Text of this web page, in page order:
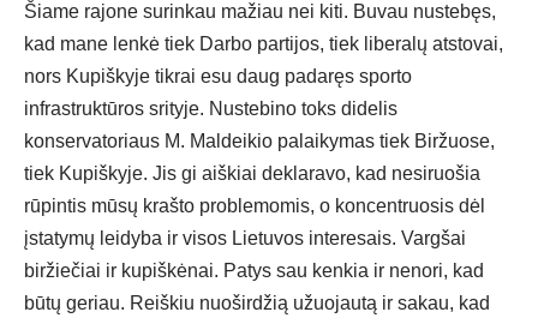
Šiame rajone surinkau mažiau nei kiti. Buvau nustebęs,
kad mane lenkė tiek Darbo partijos, tiek liberalų atstovai,
nors Kupiškyje tikrai esu daug padaręs sporto
infrastruktūros srityje. Nustebino toks didelis
konservatoriaus M. Maldeikio palaikymas tiek Biržuose,
tiek Kupiškyje. Jis gi aiškiai deklaravo, kad nesiruošia
rūpintis mūsų krašto problemomis, o koncentruosis dėl
įstatymų leidyba ir visos Lietuvos interesais. Vargšai
biržiečiai ir kupiškėnai. Patys sau kenkia ir nenori, kad
būtų geriau. Reiškiu nuoširdžią užuojautą ir sakau, kad